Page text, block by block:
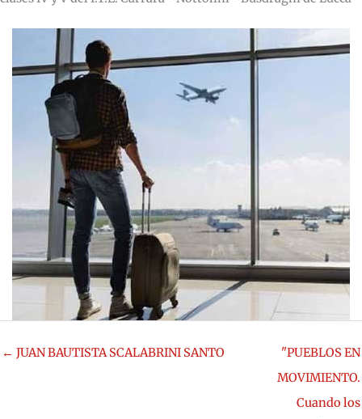
← JUAN BAUTISTA SCALABRINI SANTO
"PUEBLOS EN
MOVIMIENTO.
Cuando los